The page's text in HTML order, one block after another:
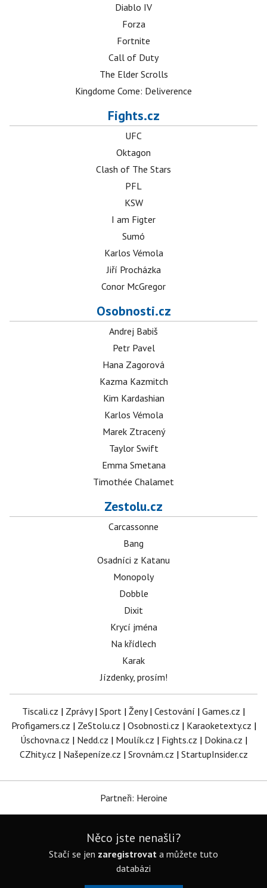
Diablo IV
Forza
Fortnite
Call of Duty
The Elder Scrolls
Kingdome Come: Deliverence
Fights.cz
UFC
Oktagon
Clash of The Stars
PFL
KSW
I am Figter
Sumó
Karlos Vémola
Jiří Procházka
Conor McGregor
Osobnosti.cz
Andrej Babiš
Petr Pavel
Hana Zagorová
Kazma Kazmitch
Kim Kardashian
Karlos Vémola
Marek Ztracený
Taylor Swift
Emma Smetana
Timothée Chalamet
Zestolu.cz
Carcassonne
Bang
Osadníci z Katanu
Monopoly
Dobble
Dixit
Krycí jména
Na křídlech
Karak
Jízdenky, prosím!
Tiscali.cz | Zprávy| Sport | Ženy| Cestování | Games.cz |
Profigamers.cz | ZeStolu.cz | Osobnosti.cz | Karaoketexty.cz |
Úschovna.cz | Nedd.cz | Moulík.cz | Fights.cz | Dokina.cz |
CZhity.cz | Našepeníze.cz | Srovnám.cz | StartupInsider.cz
Partneři: Heroine
Něco jste nenašli?
Stačí se jen zaregistrovat a můžete tuto
databázi